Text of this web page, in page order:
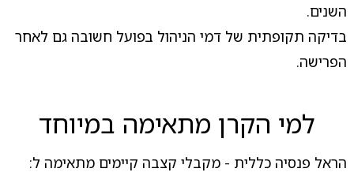
השנים.
בדיקה תקופתית של דמי הניהול בפועל חשובה גם לאחר
הפרישה.
למי הקרן מתאימה במיוחד
הראל פנסיה כללית - מקבלי קצבה קיימים מתאימה ל: